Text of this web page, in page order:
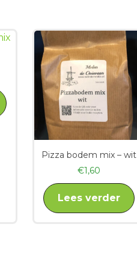
Pizza bodem mix – wit
€1,60
Lees verder